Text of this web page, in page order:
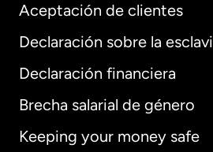
Aceptación de clientes
Declaración sobre la
Declaración financiera
Brecha salarial de género
Keeping your money safe
Internacional
Alemania